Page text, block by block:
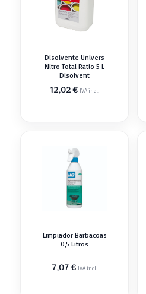
Disolvente Univers
Nitro Total Ratio 5 L
Disolvent
12,02€ IVA incl.
Limpiador Barbacoas
0,5 Litros
7,07€ IVA incl.